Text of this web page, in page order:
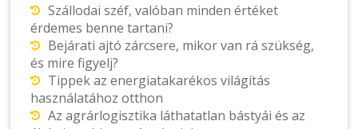
Szállodai széf, valóban minden értéket
érdemes benne tartani?
Bejárati ajtó zárcsere, mikor van rá szükség,
és mire figyelj?
Tippek az energiatakarékos világítás
használatához otthon
Az agrárlogisztika láthatatlan bástyái és az